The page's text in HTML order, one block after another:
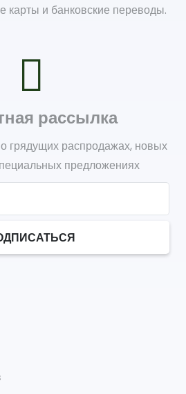
карты и банковские переводы.
рассылка
грядущих распродажах, новых
предложениях